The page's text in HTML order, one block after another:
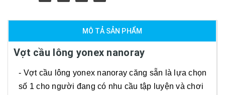
MÔ TẢ SẢN PHẨM
Vợt cầu lông yonex nanoray
- Vợt cầu lông yonex nanoray căng sẵn là lựa chọn
số 1 cho người đang có nhu cầu tập luyện và chơi